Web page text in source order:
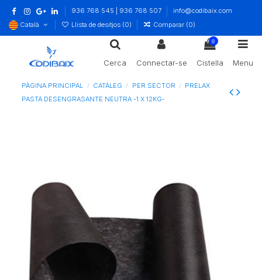
936 768 545 | 936 768 507
info@codibaix.com
Català
Llista de desitjos (0) Comparar (0)
Cerca Connectar-se
0
Cistella Menu
PÀGINA PRINCIPAL CATÀLEG PER SECTOR
PRELAX
PASTA DESENGRASANTE NEUTRA -1 X 12KG-